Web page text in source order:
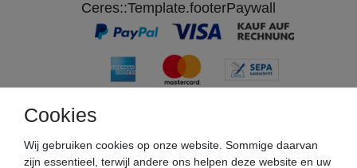
Ceres::Template.footerPaywall
Ceres::Template.footerinstallment
Cookies
Wij gebruiken cookies op onze website. Sommige daarvan
zijn essentieel, terwijl andere ons helpen deze website en uw